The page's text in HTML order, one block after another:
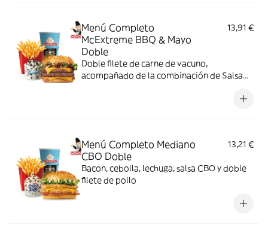
Menú Completo
McExtreme BBQ & Mayo
Doble
13,91 €
Doble filete de carne de vacuno,
acompañado de la combinación de Salsa
doble de cheddar, lechuga fresca y tiras de
Menú Completo Mediano
CBO Doble
13,21 €
Bacon, cebolla, lechuga, salsa CBO y doble
filete de pollo